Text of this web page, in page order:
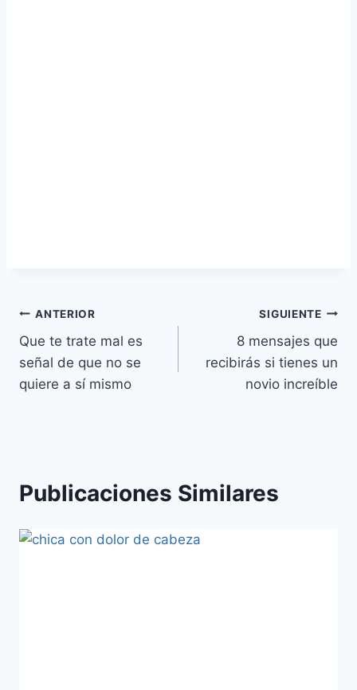
Navegación
de
entradas
ANTERIOR
Que te trate mal es
señal de que no se
quiere a sí mismo
SIGUIENTE
8 mensajes que
recibirás si tienes un
novio increíble
Publicaciones Similares